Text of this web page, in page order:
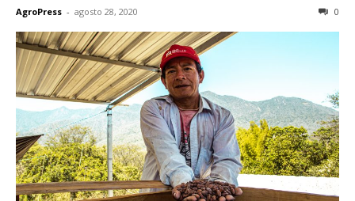
AgroPress - agosto 28, 2020 0